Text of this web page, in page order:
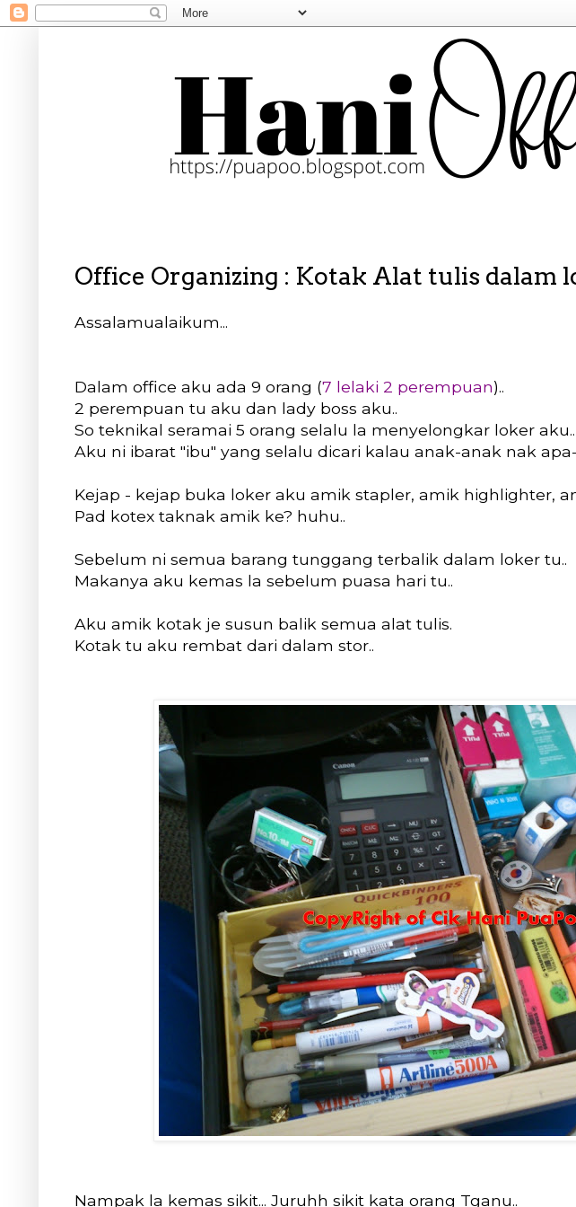
Office Organizing : Kotak Alat tulis dalam
Assalamualaikum...
Dalam office aku ada 9 orang (7 lelaki 2 perempuan)..
2 perempuan tu aku dan lady boss aku..
So teknikal seramai 5 orang selalu la menyelongkar loker aku..
Aku ni ibarat "ibu" yang selalu dicari kalau anak-anak nak apa-
Kejap - kejap buka loker aku amik stapler, amik highlighter,
Pad kotex taknak amik ke? huhu..
Sebelum ni semua barang tunggang terbalik dalam loker tu..
Makanya aku kemas la sebelum puasa hari tu..
Aku amik kotak je susun balik semua alat tulis.
Kotak tu aku rembat dari dalam stor..
Nampak la kemas sikit... Juruhh sikit kata orang Tganu..